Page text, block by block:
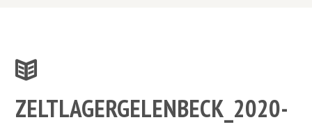
ZELTLAGERGELENBECK_2020-